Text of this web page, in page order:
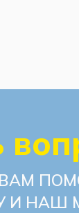
И НАШ